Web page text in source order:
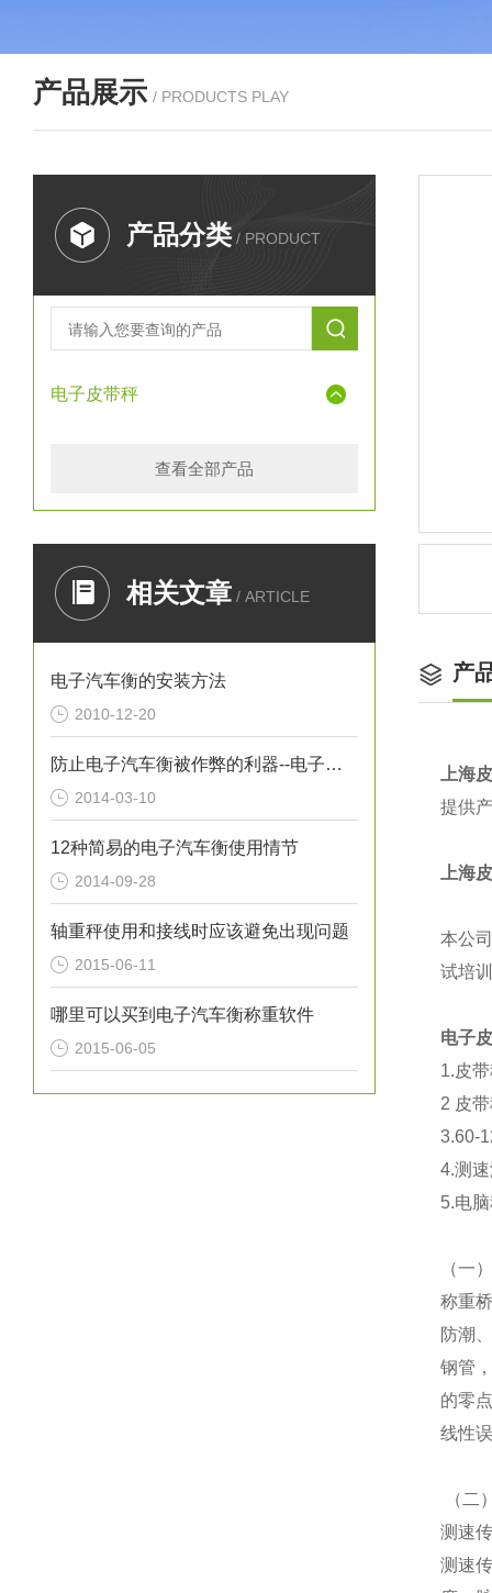
产品展示 / PRODUCTS PLAY
产品分类 / PRODUCT
电子皮带秤
查看全部产品
相关文章 / ARTICLE
电子汽车衡的安装方法
2010-12-20
防止电子汽车衡被作弊的利器--电子汽车衡屏蔽器
2014-03-10
12种简易的电子汽车衡使用情节
2014-09-28
轴重秤使用和接线时应该避免出现问题
2015-06-11
哪里可以买到电子汽车衡称重软件
2015-06-05
产
上海
提供
上海
本公
试培
电子
1.皮
2 皮
3.60-
4.测
5.电
（一）
称重
防潮
钢管
的零
线性
（ 二
测速
测速